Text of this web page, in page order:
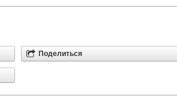
Поделиться